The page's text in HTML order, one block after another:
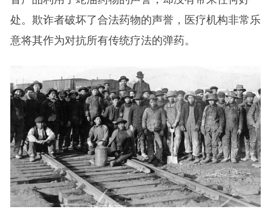
处。欺诈者破坏了合法药物的声誉，医疗机构非常乐
意将其作为对抗所有传统疗法的弹药。